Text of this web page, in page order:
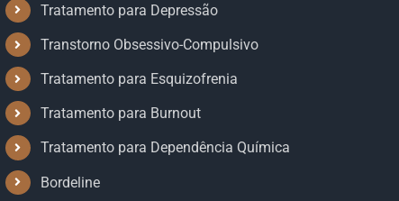
Tratamento para Depressão
Transtorno Obsessivo-Compulsivo
Tratamento para Esquizofrenia
Tratamento para Burnout
Tratamento para Dependência Química
Bordeline